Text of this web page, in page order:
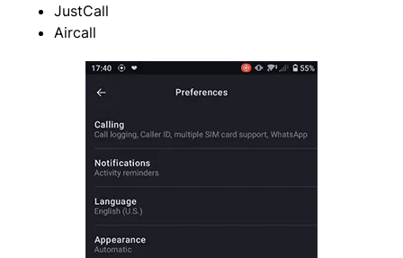
JustCall
Aircall